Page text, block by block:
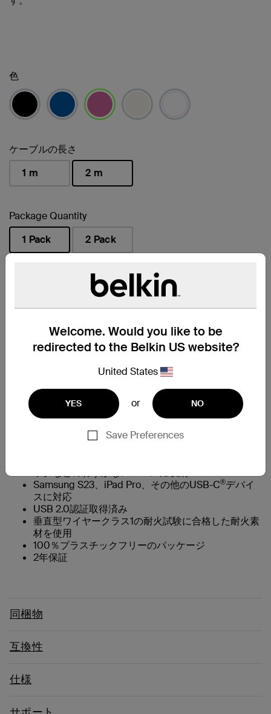
Welcome. Would you like to be
redirected to the Belkin US website?
United States
YES or NO
Save Preferences
色
ケーブルの長さ
1 m
2 m
Package Quantity
1 Pack
選択済み
2 Pack
販売店を見つける
主な特長
iPhone 16を25分で0%から50%まで急速充電
外装編組の95%にPCR PETを使用し、ケーブルブー
ツ、ストレインリリーフ、被膜の50%にPCR TPE素
材を使用することで、充電性能を維持しながらプラ
35万回以上の折り曲げ&2万回の抜き差しにも耐える
Samsung S23、iPad Pro、その他のUSB-C®デバイ
スに対応
USB 2.0認証取得済み
垂直型ワイヤークラス1の耐火試験に合格した耐火素
材を使用
100％プラスチックフリーのパッケージ
2年保証
同梱物
互換性
仕様